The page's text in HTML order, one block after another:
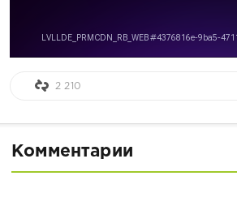
2 210
Комментарии